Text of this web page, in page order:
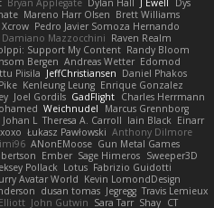
Bryan Applegate Dylan Hall J Ewell
Dys
Mareno Harr Olsen Brett Williams
Xcrow Pedro Javier Somoza Hernando
Damiano Mazzocchini Raven Realm
Support My Content Randy Bloom
Bergen Andreas Wetter Edomod
Piisila JeffChristiansen Daniel Phakos
Kenleung Leung Enrique Gonzalez
Joel Gordils GadFlight Charles Herrmann
Weichnudel
Marcus Grennborg
Johan L Theresa A. Carroll Iain Black Einarr
Łukasz Pawłowski Anthony Dilmore
ANonEMoose Gun Metal Games
Ember Sage Himeros Sweeper3D
Pollack Lotus Fabrizio Guidotti
Avatar World Kevin LomondDesign
dusan tomas Jegregg Travis Lemieux
John Gutwin Sara Tarr Shay CT